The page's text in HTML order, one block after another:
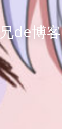
de博客